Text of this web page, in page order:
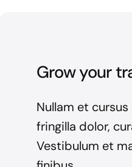
Grow your
Nullam et
fringilla dolor,
Vestibulum et